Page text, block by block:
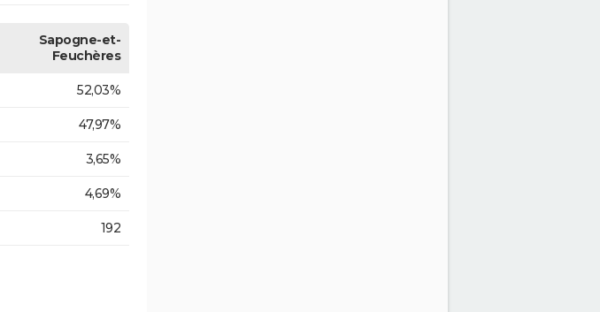
Sapogne-et-
Feuchères
52,03%
47,97%
3,65%
4,69%
192